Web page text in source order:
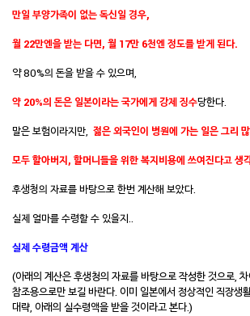
만일 부양가족이 없는 독신일 경우,
월 22만엔을 받는 다면, 월 17만 6천엔 정도를 받게 된다.
약 80%의 돈을 받을 수 있으며,
약 20%의 돈은 일본이라는 국가에게 강제 징수당한다.
말은 보험이라지만, 젊은 외국인이 병원에 가는 일은 그리
모두 할아버지, 할머니들을 위한 복지비용에 쓰여진다고 생
후생청의 자료를 바탕으로 한번 계산해 보았다.
실제 얼마를 수령할 수 있을지..
실제 수령금액 계산
(아래의 계산은 후생청의 자료를 바탕으로 작성한 것으로,
참조용으로만 보길 바란다. 이미 일본에서 정상적인 직장생
대략, 아래의 실수령액을 받을 것이라고 본다.)